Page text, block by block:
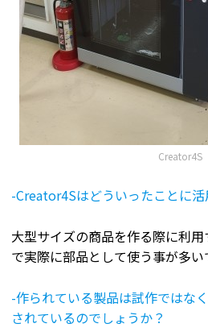
Creator4S
-Creator4Sはどういったことに
大型サイズの商品を作る際に利
で実際に部品として使う事が多い
-作られている製品は試作ではな
されているのでしょうか？